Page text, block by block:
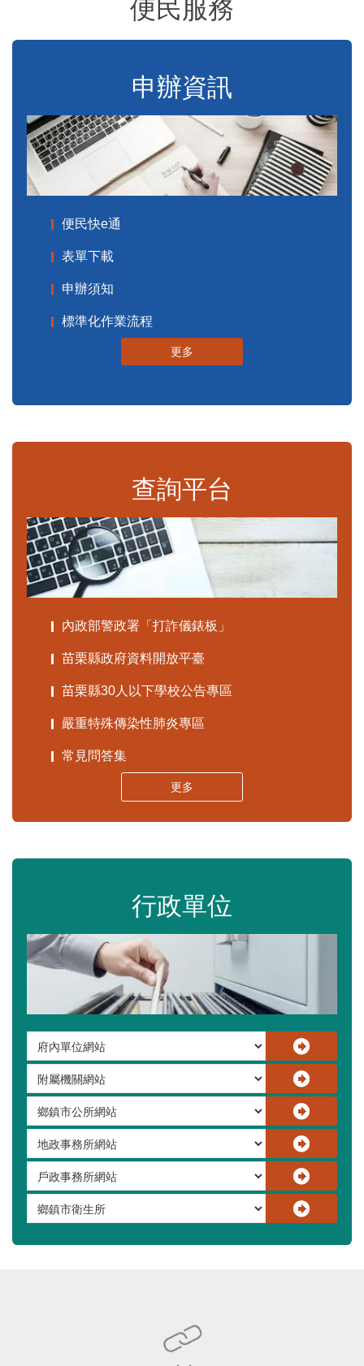
便民服務
申辦資訊
便民快e通
表單下載
申辦須知
標準化作業流程
更多
查詢平台
內政部警政署「打詐儀錶板」
苗栗縣政府資料開放平臺
苗栗縣30人以下學校公告專區
嚴重特殊傳染性肺炎專區
常見問答集
更多
行政單位